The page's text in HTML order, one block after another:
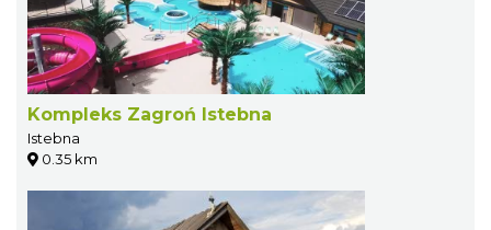
Kompleks Zagroń Istebna
Istebna
0.35 km